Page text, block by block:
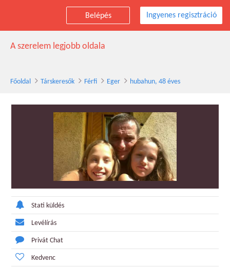
Belépés Ingyenes regisztráció
hubahun társkereső férfi, 48 éves, Eger
A szerelem legjobb oldala
Főoldal Társkeresők Férfi Eger hubahun, 48 éves
Stati küldés
Levélírás
Privát Chat
Kedvenc